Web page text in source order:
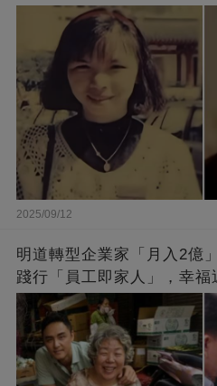
崩：真正的英雄不該被遺忘
2025/09/12
明道轉型企業家「月入2億
踐行「員工即家人」，幸
闆的福報